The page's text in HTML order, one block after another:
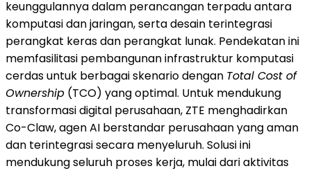
keunggulannya dalam perancangan terpadu antara
komputasi dan jaringan, serta desain terintegrasi
perangkat keras dan perangkat lunak. Pendekatan ini
memfasilitasi pembangunan infrastruktur komputasi
cerdas untuk berbagai skenario dengan Total Cost of
Ownership (TCO) yang optimal. Untuk mendukung
transformasi digital perusahaan, ZTE menghadirkan
Co-Claw, agen AI berstandar perusahaan yang aman
dan terintegrasi secara menyeluruh. Solusi ini
mendukung seluruh proses kerja, mulai dari aktivitas